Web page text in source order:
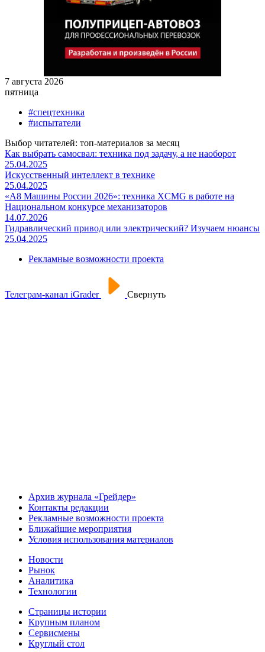
7 августа 2026
пятница
#спецтехника
#испытатели
Выбор читателей: топ-материалов за месяц
Как выбрать самосвал: техника под задачу, а не наоборот
25.04.2025
Искусственный интеллект в технике
25.04.2025
«А8 Машины России 2026»: техника XCMG в работе на
Национальном конкурсе механизаторов
14.07.2026
Гидравлический привод или электрический? Изучаем нюансы
25.04.2025
Рекламные возможности проекта
Телеграм-канал iGrader Свернуть
Архив журнала «Грейдер»
Контакты редакции
Рекламные возможности проекта
Ближайшие мероприятия
Условия использования материалов
Новости
Рынок
Аналитика
Технологии
Страницы истории
Крупным планом
Сервисмены
Круглый стол